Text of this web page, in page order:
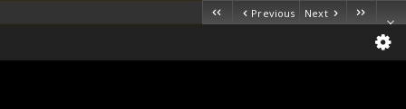
Previous Next